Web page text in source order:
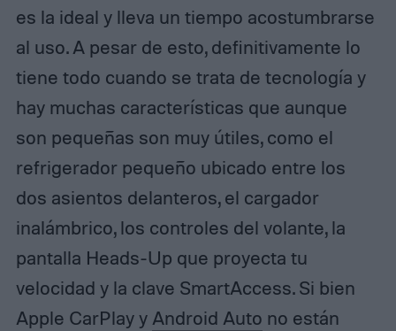
es la ideal y lleva un tiempo acostumbrarse
al uso. A pesar de esto, definitivamente lo
tiene todo cuando se trata de tecnología y
hay muchas características que aunque
son pequeñas son muy útiles, como el
refrigerador pequeño ubicado entre los
dos asientos delanteros, el cargador
inalámbrico, los controles del volante, la
pantalla Heads-Up que proyecta tu
velocidad y la clave SmartAccess. Si bien
Apple CarPlay yAndroid Auto no están